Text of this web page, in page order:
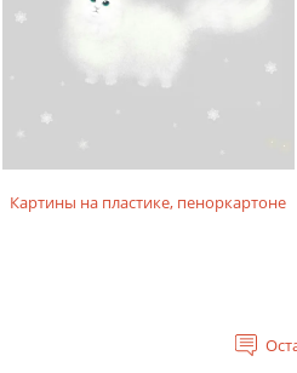
Картины на пластике, пеноркартоне